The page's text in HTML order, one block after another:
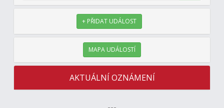
+ PŘIDAT UDÁLOST
MAPA UDÁLOSTÍ
AKTUÁLNÍ OZNÁMENÍ